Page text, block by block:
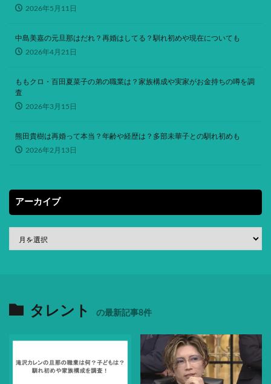
2026年5月11日
中島美嘉の元旦那はだれ？再婚はしてる？馴れ初めや現在についても
2026年4月21日
ももクロ・百田夏菜子の弟の職業は？家族構成や実家がお金持ちの噂を調
査
2026年3月15日
熊田貴樹は再婚って本当？年齢や経歴は？多部未華子との馴れ初めも
2026年2月13日
アーカイブ
タレント の最新記事8件